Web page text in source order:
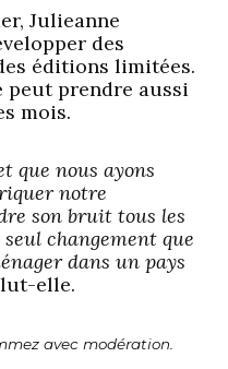
Julieanne
des
éditions limitées.
peut prendre aussi
mois.
que nous ayons
notre
son bruit tous les
changement que
dans un pays
elle.
avec modération.